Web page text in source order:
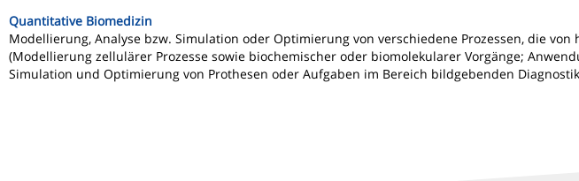
Quantitative Biomedizin
Modellierung, Analyse bzw. Simulation oder Optimierung von verschiedene Prozessen, die
(Modellierung zellulärer Prozesse sowie biochemischer oder biomolekularer Vorgänge;
Simulation und Optimierung von Prothesen oder Aufgaben im Bereich bildgebenden